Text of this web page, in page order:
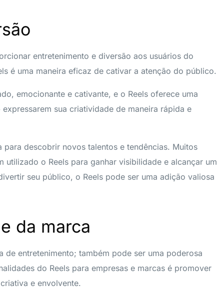
entretenimento e diversão aos usuários do
é uma maneira eficaz de cativar a atenção do público.
emocionante e cativante, e o Reels oferece uma
sua criatividade de maneira rápida e
para descobrir novos talentos e tendências. Muitos
utilizado o Reels para ganhar visibilidade e alcançar um
seu público, o Reels pode ser uma adição valiosa
da marca
de entretenimento; também pode ser uma poderosa
do Reels para empresas e marcas é promover
e envolvente.